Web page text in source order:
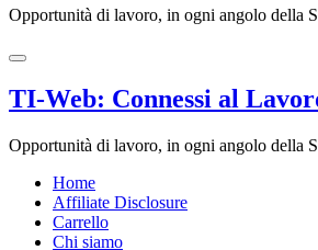
Opportunità di lavoro, in ogni angolo della
TI-Web: Connessi al
Opportunità di lavoro, in ogni angolo della
Home
Affiliate Disclosure
Carrello
Chi siamo